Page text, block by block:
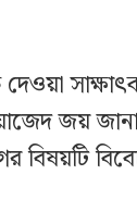
দেওয়া
জয়
বিষয়টি